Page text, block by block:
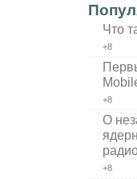
Что
+8
+8
О
+8